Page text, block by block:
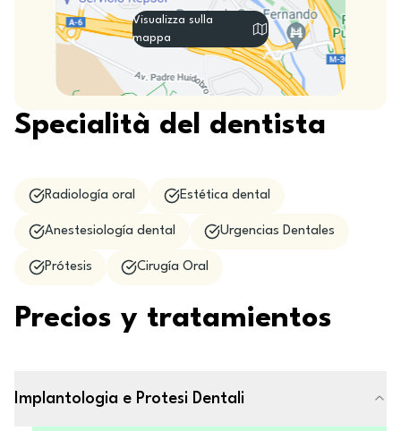
Visualizza sulla
mappa
Specialità del dentista
Radiología oral Estética dental
Anestesiología dental Urgencias Dentales
Prótesis Cirugía Oral
Precios y tratamientos
Implantologia e Protesi Dentali